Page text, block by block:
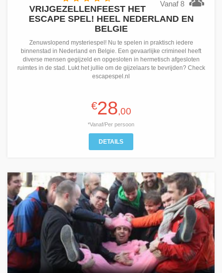
Vanaf 8
VRIJGEZELLENFEEST HET
ESCAPE SPEL! HEEL NEDERLAND EN
BELGIE
Zenuwslopend mysteriespel! Nu te spelen in praktisch iedere
binnenstad in Nederland en Belgie. Een gevaarlijke crimineel heeft
diverse mensen gegijzeld en opgesloten in hermetisch afgesloten
ruimtes in de stad. Lukt het jullie om de gijzelaars te bevrijden? Check
escapespel.nl
€28,00
*Vanaf/Per persoon
DETAILS